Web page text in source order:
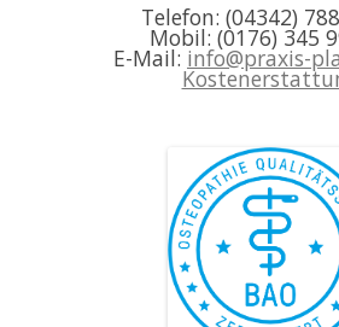
Telefon: (04342)
Mobil: (0176) 345
E-Mail: info@praxis-